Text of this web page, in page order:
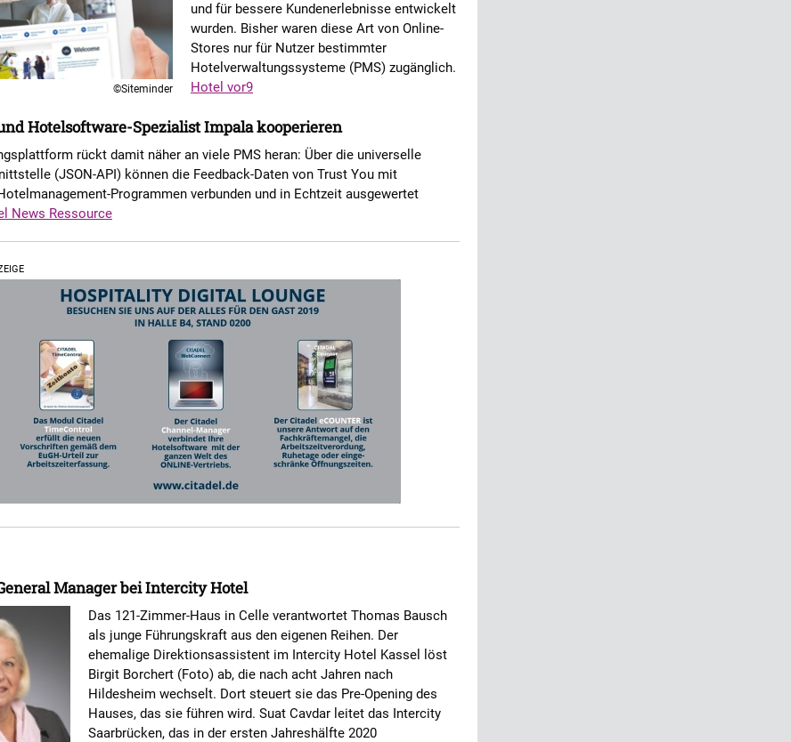
©Siteminder
und für bessere Kundenerlebnisse entwickelt
wurden. Bisher waren diese Art von Online-
Stores nur für Nutzer bestimmter
Hotelverwaltungssysteme (PMS) zugänglich.
Hotel vor9
Hotelsoftware-Spezialist Impala kooperieren
rückt damit näher an viele PMS heran: Über die universelle
(JSON-API) können die Feedback-Daten von Trust You mit
Programmen verbunden und in Echtzeit ausgewertet
News Ressource
Manager bei Intercity Hotel
Das 121-Zimmer-Haus in Celle verantwortet Thomas Bausch
als junge Führungskraft aus den eigenen Reihen. Der
ehemalige Direktionsassistent im Intercity Hotel Kassel löst
Birgit Borchert (Foto) ab, die nach acht Jahren nach
Hildesheim wechselt. Dort steuert sie das Pre-Opening des
Hauses, das sie führen wird. Suat Cavdar leitet das Intercity
Saarbrücken, das in der ersten Jahreshälfte 2020